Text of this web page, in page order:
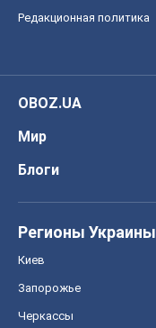
Редакционная политика
OBOZ.UA
Мир
Блоги
Регионы Украины
Киев
Запорожье
Черкассы